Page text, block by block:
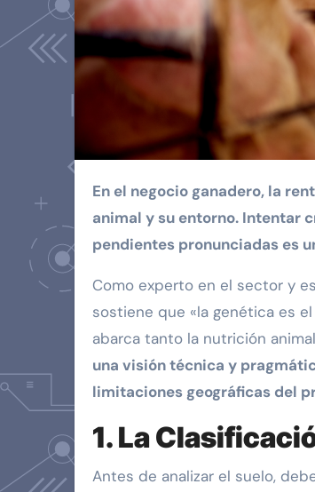
En el negocio ganadero, la rentabilidad no depende solo de la genética, sino de la simbiosis entre el
animal y su entorno. Intentar
pendientes pronunciadas es
Como experto en el sector y
sostiene que «la genética es
abarca tanto la nutrición
una visión técnica y
limitaciones geográficas del
1. La
Antes de analizar el suelo,